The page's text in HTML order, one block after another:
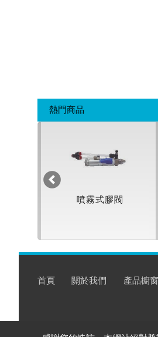
熱門商品
噴霧式膠閥
首頁 關於我們 產品櫥窗